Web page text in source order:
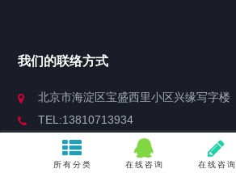
我们的联络方式
北京市海淀区宝盛西里小区兴缘写字楼
TEL:13810713934
e-mail:dufei@6ict.com
所有分类 在线咨询 在线咨询